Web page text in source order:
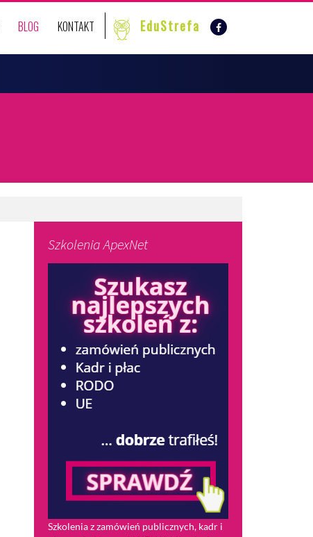
BLOG KONTAKT EduStrefa
Szkolenia ApexNet
Szkolenia z zamówień publicznych, kadr i